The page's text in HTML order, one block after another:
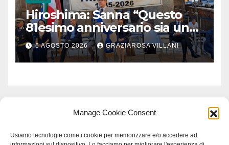
Manage Cookie Consent
Usiamo tecnologie come i cookie per memorizzare e/o accedere ad
Hiroshima: Sanna “Questo
81esimo anniversario sia un
monito per tutti”
6 AGOSTO 2026 GRAZIAROSA VILLANI